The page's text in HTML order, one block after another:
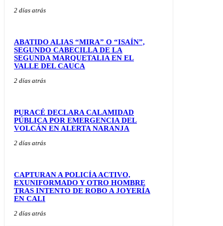
2 días atrás
ABATIDO ALIAS “MIRA” O “ISAÍN”,
SEGUNDO CABECILLA DE LA
SEGUNDA MARQUETALIA EN EL
VALLE DEL CAUCA
2 días atrás
PURACÉ DECLARA CALAMIDAD
PÚBLICA POR EMERGENCIA DEL
VOLCÁN EN ALERTA NARANJA
2 días atrás
CAPTURAN A POLICÍA ACTIVO,
EXUNIFORMADO Y OTRO HOMBRE
TRAS INTENTO DE ROBO A JOYERÍA
EN CALI
2 días atrás